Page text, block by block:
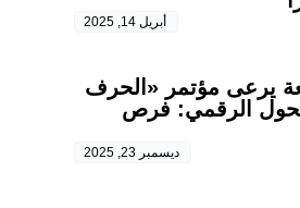
أبريل 14, 2025
يرعى مؤتمر «الحرف
الرقمي: فرص
ديسمبر 23, 2025